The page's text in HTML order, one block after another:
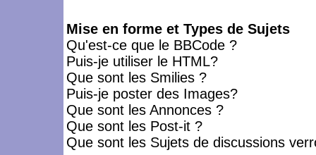
Mise en forme et Types de Sujets
Qu'est-ce que le BBCode ?
Puis-je utiliser le HTML?
Que sont les Smilies ?
Puis-je poster des Images?
Que sont les Annonces ?
Que sont les Post-it ?
Que sont les Sujets de discussions